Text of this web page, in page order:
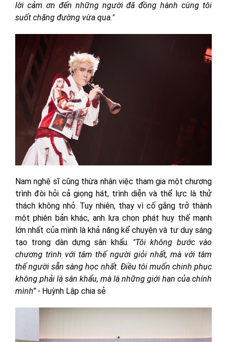
lời cảm ơn đến những người đã đồng hành cùng tôi
suốt chặng đường vừa qua."
Nam nghệ sĩ cũng thừa nhận việc tham gia một chương
trình đòi hỏi cả giọng hát, trình diễn và thể lực là thử
thách không nhỏ. Tuy nhiên, thay vì cố gắng trở thành
một phiên bản khác, anh lựa chọn phát huy thế mạnh
lớn nhất của mình là khả năng kể chuyện và tư duy sáng
tạo trong dàn dựng sân khấu. "Tôi không bước vào
chương trình với tâm thế người giỏi nhất, mà với tâm
thế người sẵn sàng học nhất. Điều tôi muốn chinh phục
không phải là sân khấu, mà là những giới hạn của chính
mình” - Huỳnh Lập chia sẻ